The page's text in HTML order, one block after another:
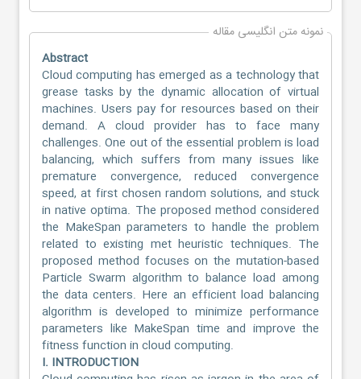
نمونه متن انگلیسی مقاله
Abstract
Cloud computing has emerged as a technology that
grease tasks by the dynamic allocation of virtual
machines. Users pay for resources based on their
demand. A cloud provider has to face many
challenges. One out of the essential problem is load
balancing, which suffers from many issues like
premature convergence, reduced convergence
speed, at first chosen random solutions, and stuck
in native optima. The proposed method considered
the MakeSpan parameters to handle the problem
related to existing met heuristic techniques. The
proposed method focuses on the mutation-based
Particle Swarm algorithm to balance load among
the data centers. Here an efficient load balancing
algorithm is developed to minimize performance
parameters like MakeSpan time and improve the
fitness function in cloud computing.
I. INTRODUCTION